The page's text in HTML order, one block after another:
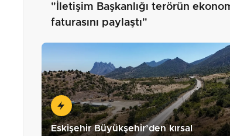
"İletişim Başkanlığı terörün
faturasını paylaştı"
Eskişehir Büyükşehir’den kırsal